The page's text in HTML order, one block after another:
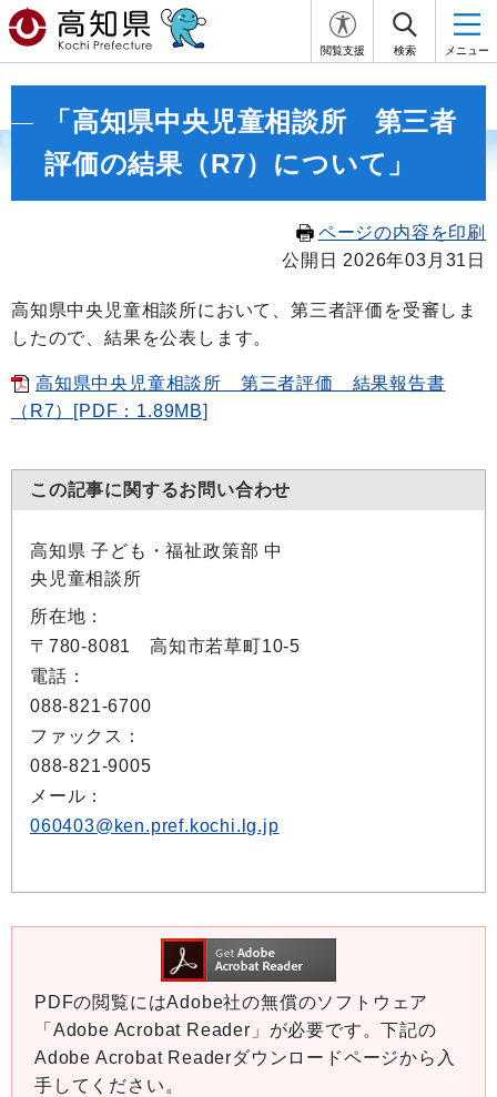
閲覧支援 検索 メニュー
「高知県中央児童相談所 第三者
評価の結果（R7）について」
ページの内容を印刷
公開日 2026年03月31日
高知県中央児童相談所において、第三者評価を受審しま
したので、結果を公表します。
高知県中央児童相談所 第三者評価 結果報告書
（R7）[PDF：1.89MB]
この記事に関するお問い合わせ
高知県 子ども・福祉政策部 中
央児童相談所
所在地：
〒780-8081 高知市若草町10-5
電話：
088-821-6700
ファックス：
088-821-9005
メール：
060403@ken.pref.kochi.lg.jp
PDFの閲覧にはAdobe社の無償のソフトウェア
「Adobe Acrobat Reader」が必要です。下記の
Adobe Acrobat Readerダウンロードページから入
手してください。